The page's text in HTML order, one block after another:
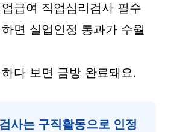
급여 직업심리검사 필수
면 실업인정 통과가 수월
다 보면 금방 완료돼요.
사는 구직활동으로 인정